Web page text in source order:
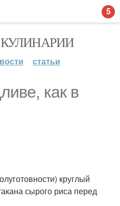
статьи
как в
круглый
сырого риса перед
5